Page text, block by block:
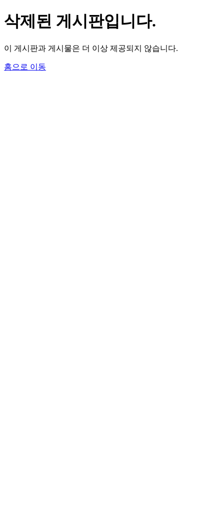
삭제된 게시판입니다.
이 게시판과 게시물은 더 이상 제공되지 않습니다.
홈으로 이동